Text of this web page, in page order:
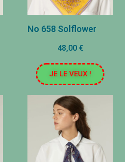
No 658 Solflower
48,00 €
JE LE VEUX !